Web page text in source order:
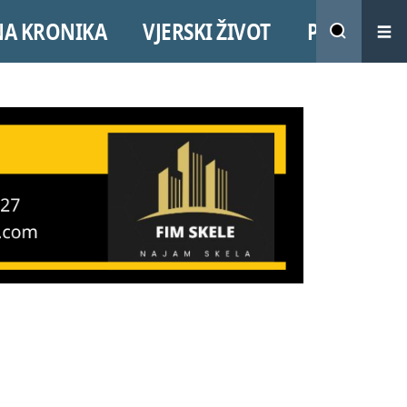
KRONIKA VJERSKI ŽIVOT PROMO